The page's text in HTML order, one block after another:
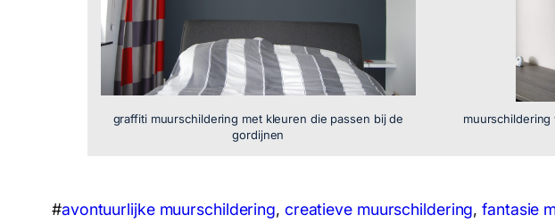
graffiti muurschildering met kleuren die passen bij de
gordijnen
#avontuurlijke muurschildering, creatieve muurschildering, fantasie